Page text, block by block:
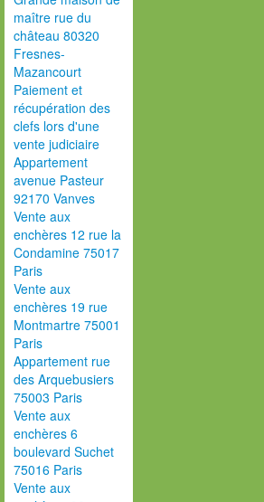
maître rue du
château 80320
Fresnes-
Mazancourt
Paiement et
récupération des
clefs lors d'une
vente judiciaire
Appartement
avenue Pasteur
92170 Vanves
Vente aux
enchères 12 rue la
Condamine 75017
Paris
Vente aux
enchères 19 rue
Montmartre 75001
Paris
Appartement rue
des Arquebusiers
75003 Paris
Vente aux
enchères 6
boulevard Suchet
75016 Paris
Vente aux